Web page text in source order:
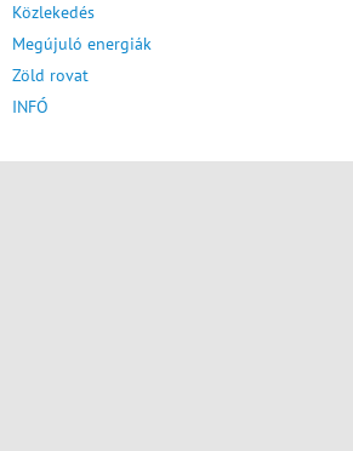
Közlekedés
Megújuló energiák
Zöld rovat
INFÓ